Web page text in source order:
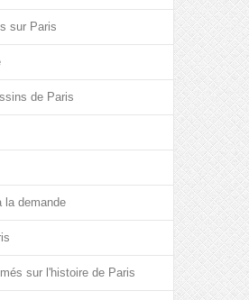
sur Paris
de Paris
la demande
sur l'histoire de Paris